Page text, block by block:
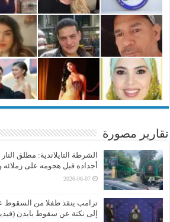
تقارير مصورة
الشرطة التايلاندية: مطلق
أجداده قبل هجومه على زملائه
2026-08-07
ترامب ينقذ طفلا من السقوط
إلى نكتة عن سقوط بايدن